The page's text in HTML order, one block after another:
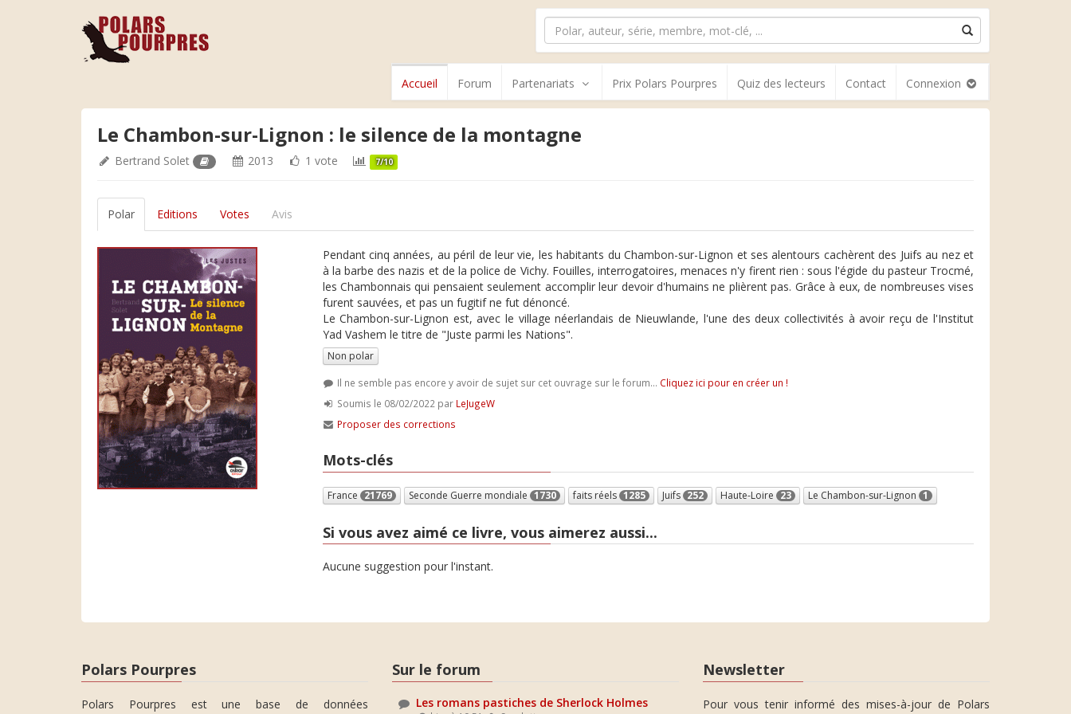
Accueil Forum Partenariats Prix Polars Pourpres Quiz des lecteurs Contact Connexion
Le Chambon-sur-Lignon : le silence de la montagne
Bertrand Solet 2013 1 vote 7/10
Polar Editions Votes Avis
Pendant cinq années, au péril de leur vie, les habitants du Chambon-sur-Lignon et ses alentours cachèrent des Juifs au nez et
à la barbe des nazis et de la police de Vichy. Fouilles, interrogatoires, menaces n'y firent rien : sous l'égide du pasteur Trocmé,
les Chambonnais qui pensaient seulement accomplir leur devoir d'humains ne plièrent pas. Grâce à eux, de nombreuses vises
furent sauvées, et pas un fugitif ne fut dénoncé.
Le Chambon-sur-Lignon est, avec le village néerlandais de Nieuwlande, l'une des deux collectivités à avoir reçu de l'Institut
Yad Vashem le titre de "Juste parmi les Nations".
Non polar
Il ne semble pas encore y avoir de sujet sur cet ouvrage sur le forum... Cliquez ici pour en créer un !
Soumis le 08/02/2022 par LeJugeW
Proposer des corrections
Mots-clés
France 21769 Seconde Guerre mondiale 1730 faits réels 1285 Juifs 252 Haute-Loire 23 Le Chambon-sur-Lignon 1
Si vous avez aimé ce livre, vous aimerez aussi...
Aucune suggestion pour l'instant.
Polars Pourpres
Polars Pourpres est une base de données
Sur le forum
Les romans pastiches de Sherlock Holmes
Newsletter
Pour vous tenir informé des mises-à-jour de Polars